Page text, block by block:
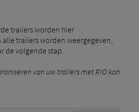
trailers worden hier
trailers worden weergegeven,
de volgende stap.
van uw trailers met RIO kan